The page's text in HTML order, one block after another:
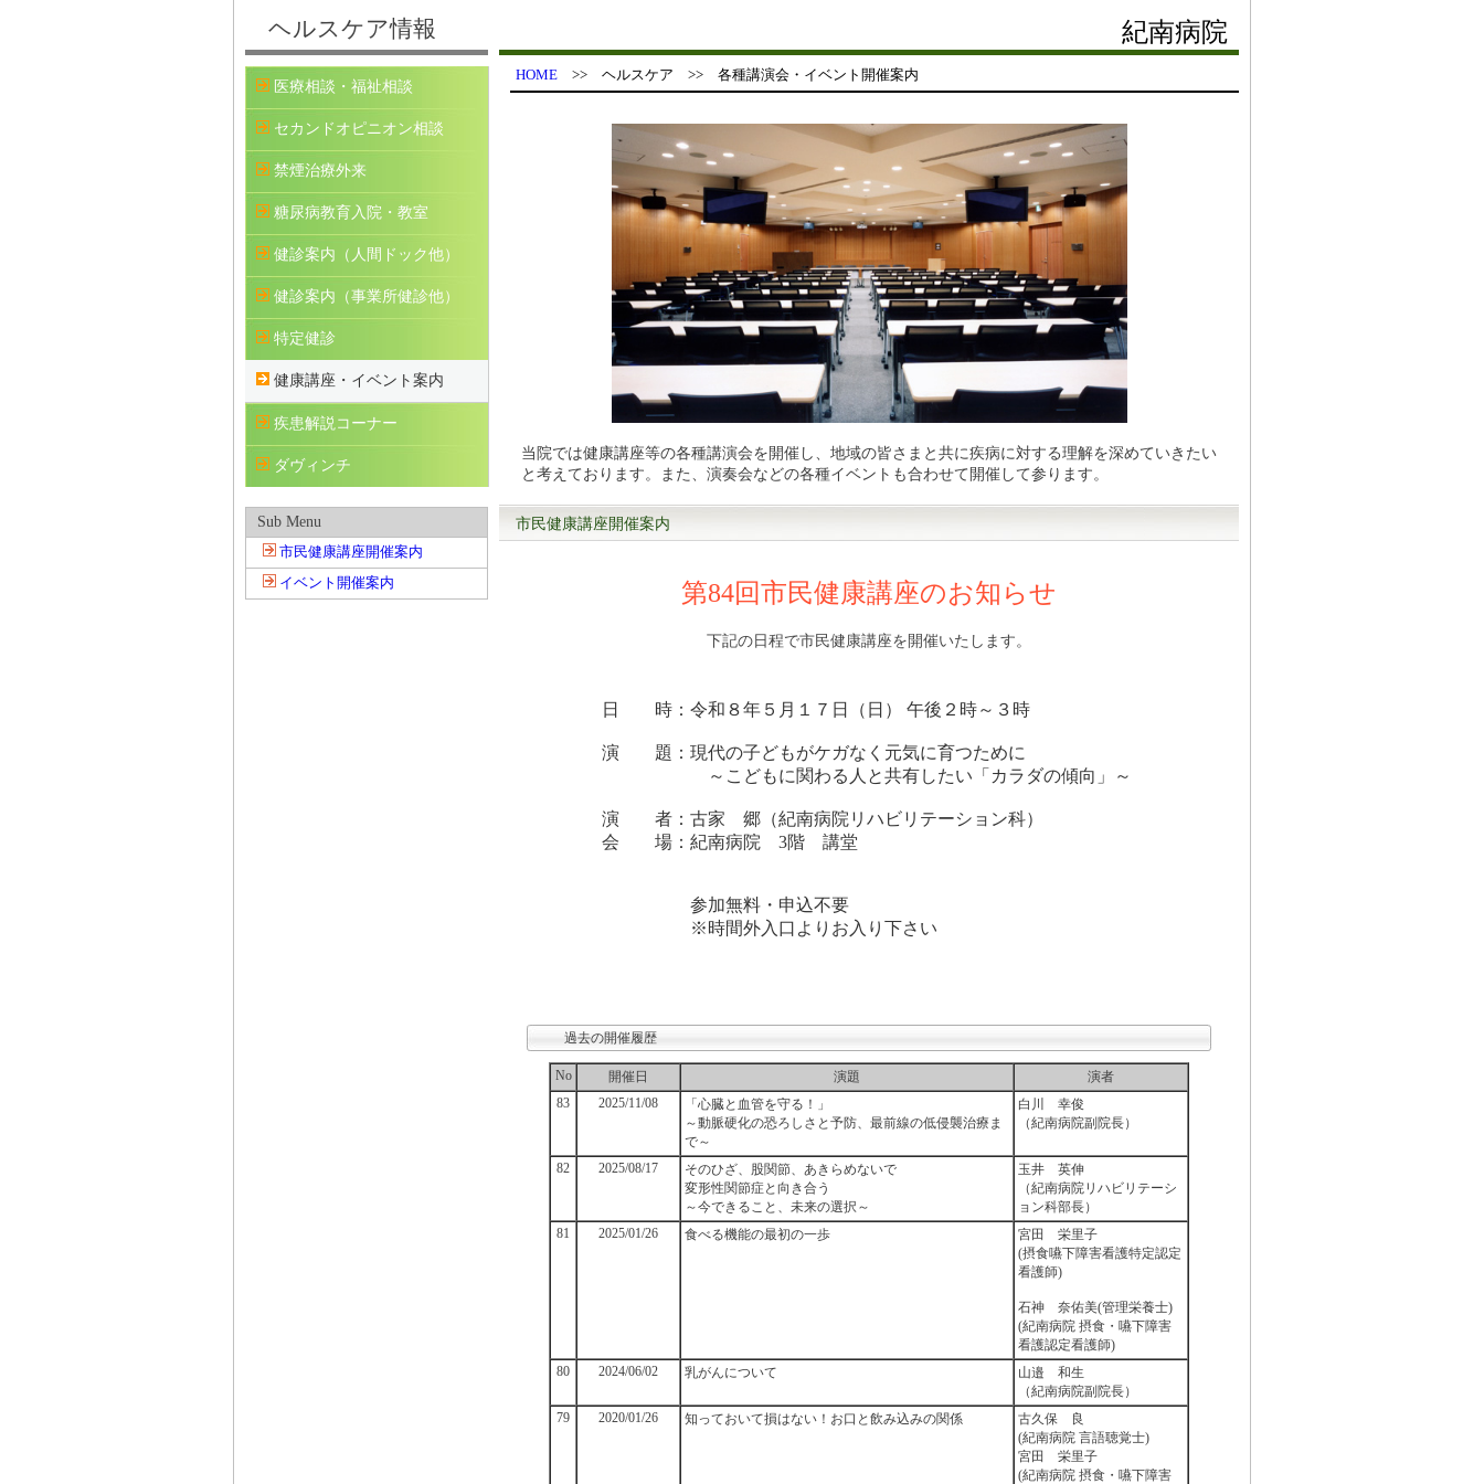
ヘルスケア情報 紀南病院
医療相談・福祉相談
セカンドオピニオン相談
禁煙治療外来
糖尿病教育入院・教室
健診案内（人間ドック他）
健診案内（事業所健診他）
特定健診
健康講座・イベント案内
疾患解説コーナー
ダヴィンチ
Sub Menu
市民健康講座開催案内
イベント開催案内
HOME >> ヘルスケア >> 各種講演会・イベント開催案内
当院では健康講座等の各種講演会を開催し、地域の皆さまと共に疾病に対する理解を深めていきたい
と考えております。また、演奏会などの各種イベントも合わせて開催して参ります。
市民健康講座開催案内
第84回市民健康講座のお知らせ
下記の日程で市民健康講座を開催いたします。
日 時：令和８年５月１７日（日） 午後２時～３時
演 題：現代の子どもがケガなく元気に育つために
～こどもに関わる人と共有したい「カラダの傾向」～
演 者：古家 郷（紀南病院リハビリテーション科）
会 場：紀南病院 3階 講堂
参加無料・申込不要
※時間外入口よりお入り下さい
過去の開催履歴
No 開催日 演題
演者
83
2025/11/08
「心臓と血管を守る！」
～動脈硬化の恐ろしさと予防、最前線の低侵襲治療ま
で～
白川 幸俊
（紀南病院副院長）
82 2025/08/17
そのひざ、股関節、あきらめないで
変形性関節症と向き合う
～今できること、未来の選択～
玉井 英伸
（紀南病院リハビリテーシ
ョン科部長）
81
2025/01/26 食べる機能の最初の一歩
宮田 栄里子
(摂食嚥下障害看護特定認定
看護師)
石神 奈佑美(管理栄養士)
(紀南病院 摂食・嚥下障害
看護認定看護師)
80
2024/06/02 乳がんについて
山邉 和生
（紀南病院副院長）
79
2020/01/26 知っておいて損はない！お口と飲み込みの関係
古久保 良
(紀南病院 言語聴覚士)
宮田 栄里子
(紀南病院 摂食・嚥下障害